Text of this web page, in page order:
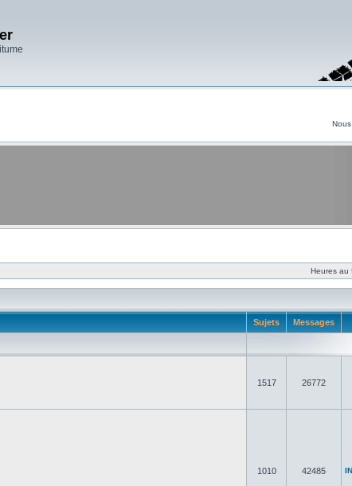
Heures au
Sujets Messages
1517 26772
1010 42485